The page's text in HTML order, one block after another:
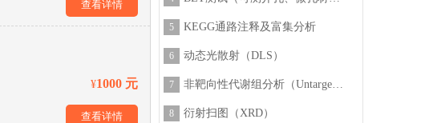
查看详情
¥1000 元
查看详情
5 KEGG通路注释及富集分析
6 动态光散射（DLS）
7 非靶向性代谢组分析（Untargeted Metabolomics Analysis）
8 衍射扫图（XRD）